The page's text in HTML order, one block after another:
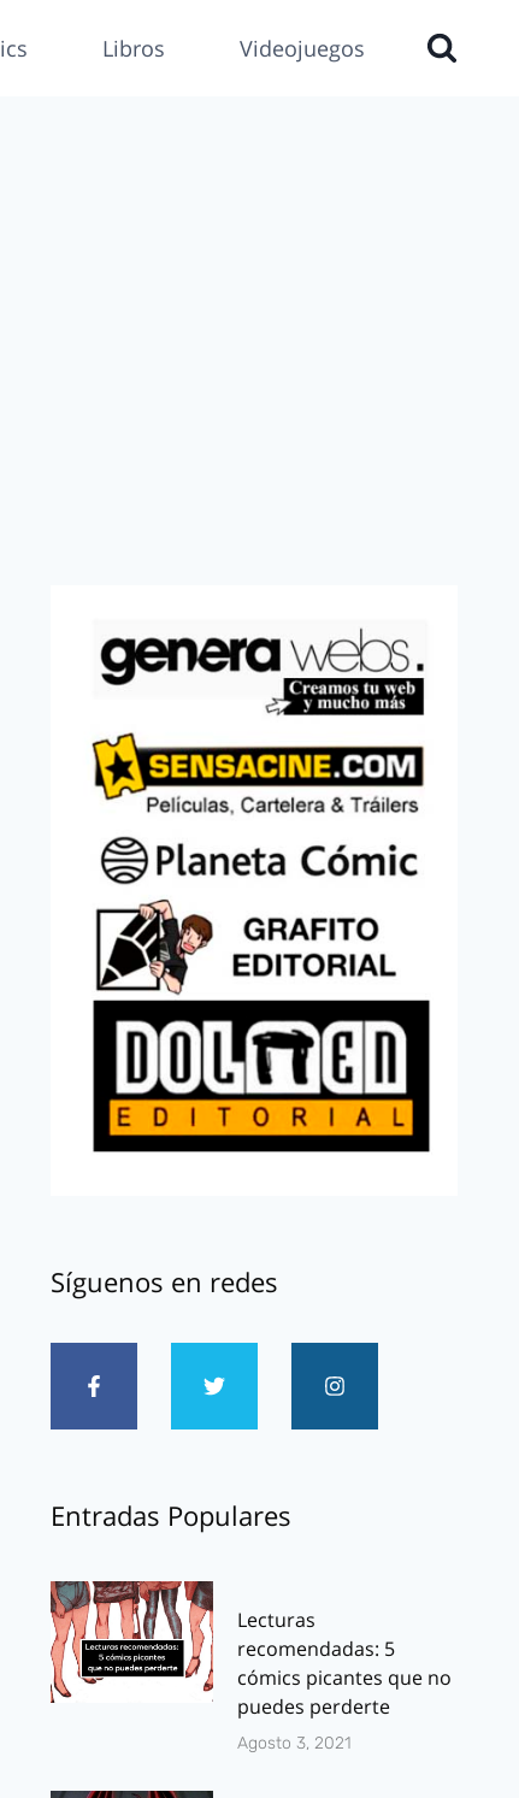
Libros Videojuegos
Síguenos en redes
Entradas Populares
Lecturas
recomendadas: 5
cómics picantes que no
puedes perderte
Agosto 3, 2021